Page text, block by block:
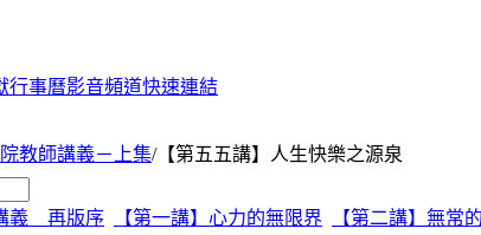
行事曆影音頻道快速連結
教師講義－上集/【第五五講】人生快樂之源泉
義 再版序 【第一講】心力的無限界 【第二講】無常